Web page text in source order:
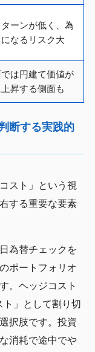
ーンが低く、為
なるリスク大
は円建て価値が
昇する側面も
断する実践的
スト」という視
する重要な要素
為替チェックを
ポートフォリオ
。ヘッジコスト
」として割り切
択肢です。投資
消耗で途中でや